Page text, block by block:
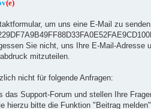
(e)
um uns eine E-Mail zu
Sie nicht, uns Ihre E-Mail-Adresse
mitzuteilen.
nicht für folgende Anfragen:
Support-Forum und stellen Ihre
hierzu bitte die Funktion "Beitrag